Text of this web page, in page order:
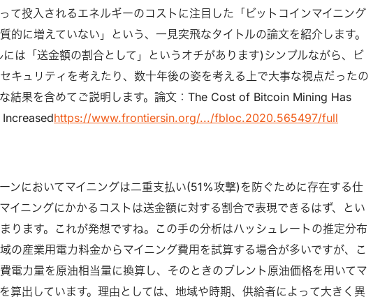
て投入されるエネルギーのコストに注目した「ビットコインマイニング
的に増えていない」という、一見突飛なタイトルの論文を紹介します。
には「送金額の割合として」というオチがあります)シンプルながら、ビ
キュリティを考えたり、数十年後の姿を考える上で大事な視点だったの
結果を含めてご説明します。論文：The Cost of Bitcoin Mining Has
https://www.frontiersin.org/.../fbloc.2020.565497/full
ンにおいてマイニングは二重支払い(51%攻撃)を防ぐために存在する仕
イニングにかかるコストは送金額に対する割合で表現できるはず、とい
ります。これが発想ですね。この手の分析はハッシュレートの推定分布
の産業用電力料金からマイニング費用を試算する場合が多いですが、こ
電力量を原油相当量に換算し、そのときのブレント原油価格を用いてマ
算出しています。理由としては、地域や時期、供給者によって大きく異